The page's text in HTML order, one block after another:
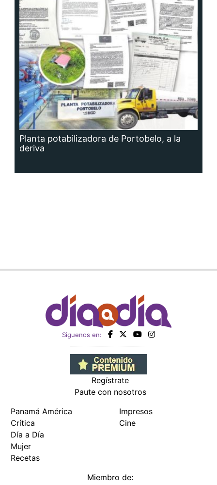
Planta potabilizadora de Portobelo, a la
deriva
Siguenos en:
Regístrate
Paute con nosotros
Panamá América
Crítica
Día a Día
Mujer
Recetas
Impresos
Cine
Miembro de: